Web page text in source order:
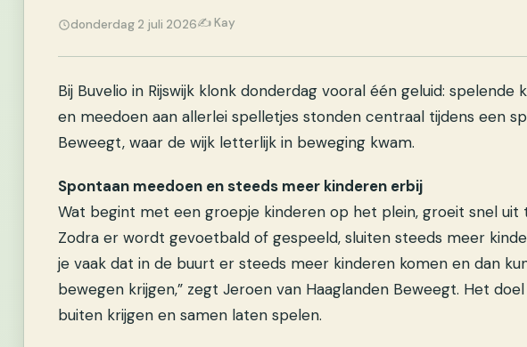
donderdag 2 juli 2026✍️ Kay
Bij Buvelio in Rijswijk klonk donderdag vooral één geluid: spelende
en meedoen aan allerlei spelletjes stonden centraal tijdens een
Beweegt, waar de wijk letterlijk in beweging kwam.
Spontaan meedoen en steeds meer kinderen erbij
Wat begint met een groepje kinderen op het plein, groeit snel uit
Zodra er wordt gevoetbald of gespeeld, sluiten steeds meer
je vaak dat in de buurt er steeds meer kinderen komen en dan
bewegen krijgen,” zegt Jeroen van Haaglanden Beweegt. Het
buiten krijgen en samen laten spelen.